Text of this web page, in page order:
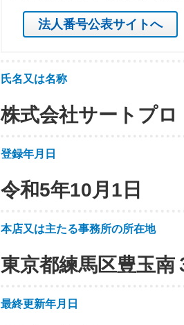
法人番号公表サイトへ
氏名又は名称
株式会社サートプロ
登録年月日
令和5年10月1日
本店又は主たる事務所の所在地
東京都練馬区豊玉南
最終更新年月日